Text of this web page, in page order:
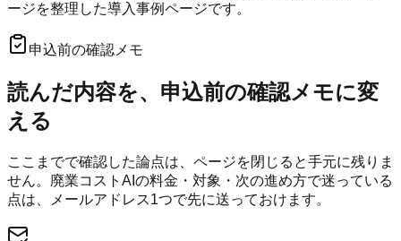
ージを整理した導入事例ページです。
申込前の確認メモ
読んだ内容を、申込前の確認メモに変
える
ここまでで確認した論点は、ページを閉じると手元に残りま
せん。 廃業コストAI の料金・対象・次の進め方で迷っている
点は、メールアドレス1つで先に送っておけます。